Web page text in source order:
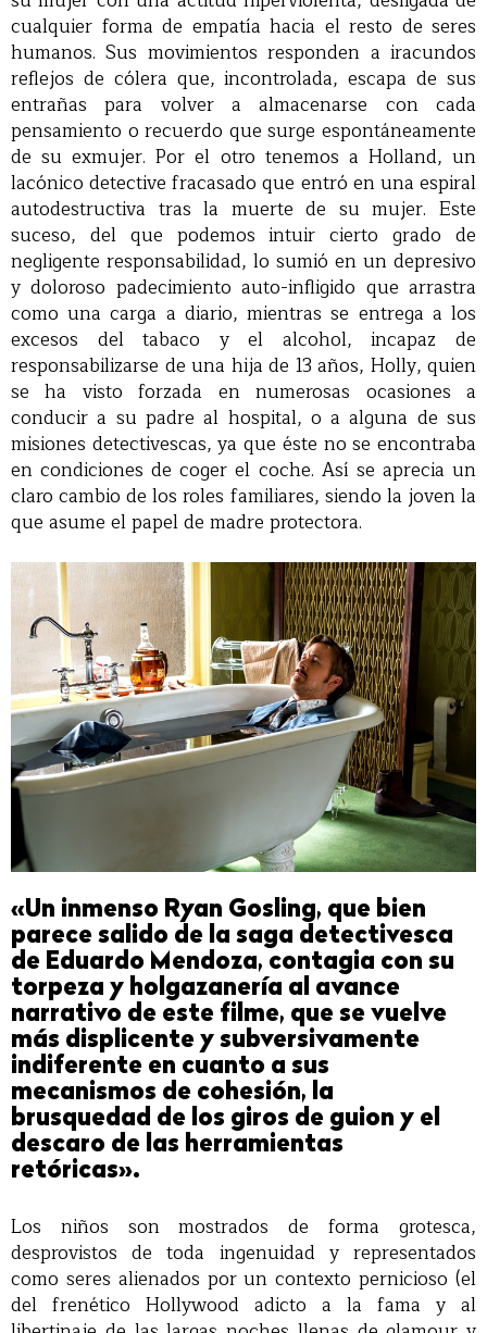
cualquier forma de empatía hacia el resto de seres
humanos. Sus movimientos responden a iracundos
reflejos de cólera que, incontrolada, escapa de sus
entrañas para volver a almacenarse con cada
pensamiento o recuerdo que surge espontáneamente
de su exmujer. Por el otro tenemos a Holland, un
lacónico detective fracasado que entró en una espiral
autodestructiva tras la muerte de su mujer. Este
suceso, del que podemos intuir cierto grado de
negligente responsabilidad, lo sumió en un depresivo
y doloroso padecimiento auto-infligido que arrastra
como una carga a diario, mientras se entrega a los
excesos del tabaco y el alcohol, incapaz de
responsabilizarse de una hija de 13 años, Holly, quien
se ha visto forzada en numerosas ocasiones a
conducir a su padre al hospital, o a alguna de sus
misiones detectivescas, ya que éste no se encontraba
en condiciones de coger el coche. Así se aprecia un
claro cambio de los roles familiares, siendo la joven la
que asume el papel de madre protectora.
«Un inmenso Ryan Gosling, que bien
parece salido de la saga detectivesca
de Eduardo Mendoza, contagia con su
torpeza y holgazanería al avance
narrativo de este filme, que se vuelve
más displicente y subversivamente
indiferente en cuanto a sus
mecanismos de cohesión, la
brusquedad de los giros de guion y el
descaro de las herramientas
retóricas».
Los niños son mostrados de forma grotesca,
desprovistos de toda ingenuidad y representados
como seres alienados por un contexto pernicioso (el
del frenético Hollywood adicto a la fama y al